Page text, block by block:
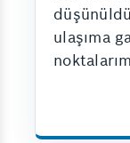
ulaşıma